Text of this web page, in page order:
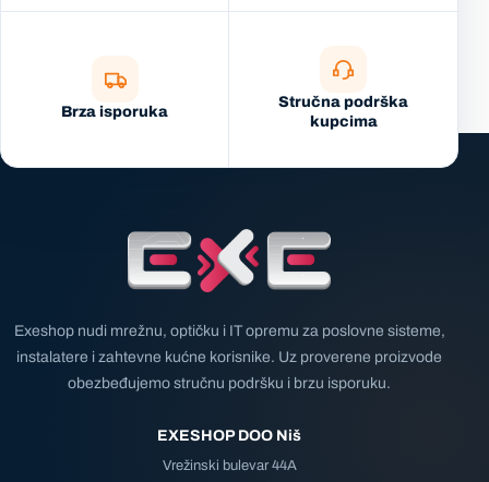
Brza isporuka
Stručna podrška
kupcima
Exeshop nudi mrežnu, optičku i IT opremu za poslovne sisteme,
instalatere i zahtevne kućne korisnike. Uz proverene proizvode
obezbeđujemo stručnu podršku i brzu isporuku.
EXESHOP DOO Niš
Vrežinski bulevar 44A